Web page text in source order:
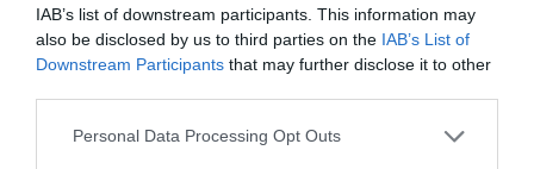
IAB’s list of downstream participants. This information may
also be disclosed by us to third parties on the IAB’s List of
Downstream Participants that may further disclose it to other
Personal Data Processing Opt Outs
Ελληνοαμερικανική Ένωση
Eισιτήρια:
Είσοδος ελεύθερη με προαιρετική προκράτηση